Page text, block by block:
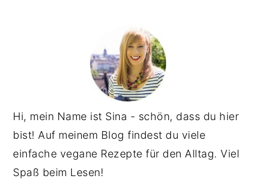
Hi, mein Name ist Sina - schön, dass du hier
bist! Auf meinem Blog findest du viele
einfache vegane Rezepte für den Alltag. Viel
Spaß beim Lesen!